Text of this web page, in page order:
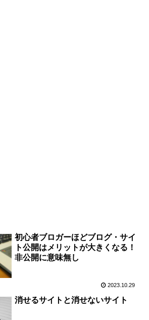
初心者ブロガーほどブログ・サイ
ト公開はメリットが大きくなる！
非公開に意味無し
2023.10.29
消せるサイトと消せないサイト